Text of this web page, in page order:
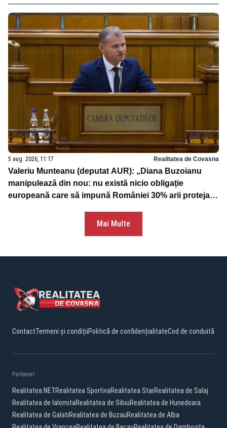
5 aug. 2026, 11:17 Realitatea de Covasna
Valeriu Munteanu (deputat AUR): „Diana Buzoianu
manipulează din nou: nu există nicio obligație
europeană care să impună României 30% arii protejate
Mai Multe
ContactTermeni și condițiiPolitică de confidențialitateCod de conduită
Parteneri:
Realitatea.NETRealitatea SportivaRealitatea StarRealitatea de Salaj
Realitatea de IalomitaRealitatea de SibiuRealitatea de Hunedoara
Realitatea de GalatiRealitatea de BuzauRealitatea de Alba